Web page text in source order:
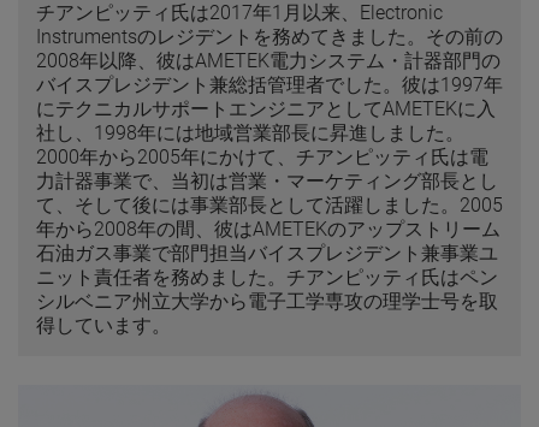
チアンピッティ氏は2017年1月以来、Electronic
Instrumentsのレジデントを務めてきました。その前の
2008年以降、彼はAMETEK電力システム・計器部門の
バイスプレジデント兼総括管理者でした。彼は1997年
にテクニカルサポートエンジニアとしてAMETEKに入
社し、1998年には地域営業部長に昇進しました。
2000年から2005年にかけて、チアンピッティ氏は電
力計器事業で、当初は営業・マーケティング部長とし
て、そして後には事業部長として活躍しました。2005
年から2008年の間、彼はAMETEKのアップストリーム
石油ガス事業で部門担当バイスプレジデント兼事業ユ
ニット責任者を務めました。チアンピッティ氏はペン
シルベニア州立大学から電子工学専攻の理学士号を取
得しています。